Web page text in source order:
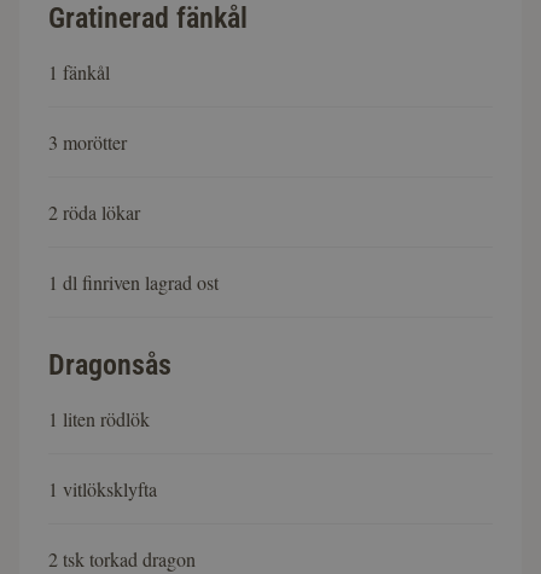
Gratinerad fänkål
1 fänkål
3 morötter
2 röda lökar
1 dl finriven lagrad ost
Dragonsås
1 liten rödlök
1 vitlöksklyfta
2 tsk torkad dragon